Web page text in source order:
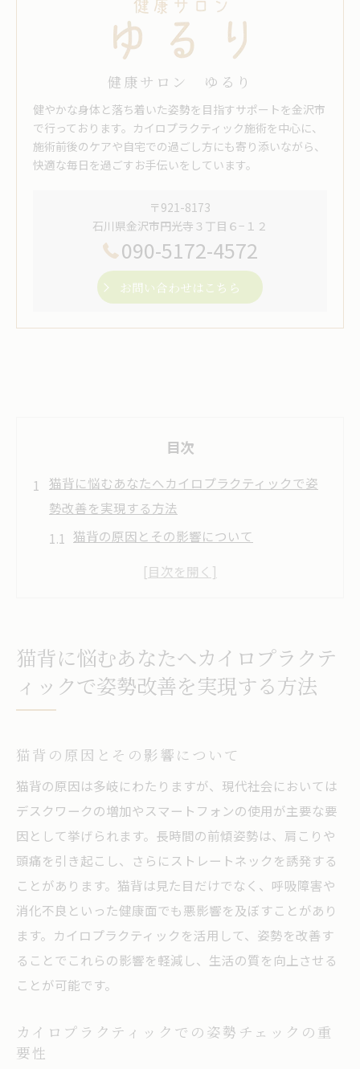
健康サロン ゆるり
健やかな身体と落ち着いた姿勢を目指すサポートを金沢市
で行っております。カイロプラクティック施術を中心に、
施術前後のケアや自宅での過ごし方にも寄り添いながら、
快適な毎日を過ごすお手伝いをしています。
〒921-8173
石川県金沢市円光寺３丁目６−１２
090-5172-4572
お問い合わせはこちら
目次
猫背に悩むあなたへカイロプラクティックで姿
勢改善を実現する方法
猫背の原因とその影響について
カイロプラクティックでの姿勢チェックの
カイロプラクティック施術の具体的な流れ
猫背改善をサポートするストレッチ方法
カイロプラクティックと他の療法の違い
が肩こりに与える影響
肩こりの原因と生活習慣の関連性
カイロプラクティックによる肩こり改善の
メカニズム
円光寺で受けられる肩こり専門の施術例
肩こりと猫背の相関関係を理解する
肩こりを解消するための日常ケアのポイン
ト
ストレートネックと猫背の改善に効果的なカイ
猫背に悩むあなたへカイロプラクテ
ィックで姿勢改善を実現する方法
猫背の原因とその影響について
猫背の原因は多岐にわたりますが、現代社会においては
デスクワークの増加やスマートフォンの使用が主要な要
因として挙げられます。長時間の前傾姿勢は、肩こりや
頭痛を引き起こし、さらにストレートネックを誘発する
ことがあります。猫背は見た目だけでなく、呼吸障害や
消化不良といった健康面でも悪影響を及ぼすことがあり
ます。カイロプラクティックを活用して、姿勢を改善す
ることでこれらの影響を軽減し、生活の質を向上させる
ことが可能です。
カイロプラクティックでの姿勢チェックの重
要性